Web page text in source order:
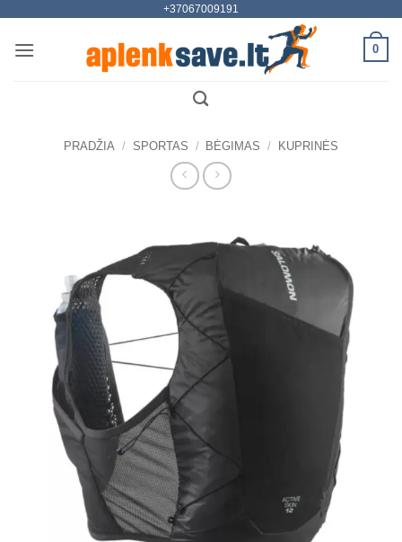
content
+37067009191
0
PRADŽIA / SPORTAS / BĖGIMAS / KUPRINĖS